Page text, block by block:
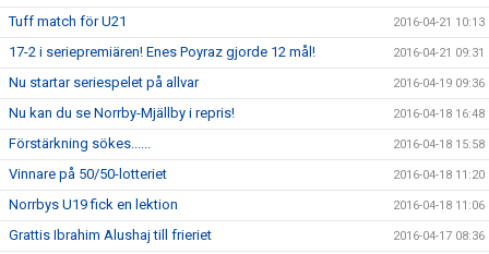
Tuff match för U21 2016-04-21 10:13
17-2 i seriepremiären! Enes Poyraz gjorde 12 mål! 2016-04-21 09:31
Nu startar seriespelet på allvar 2016-04-19 09:36
Nu kan du se Norrby-Mjällby i repris! 2016-04-18 16:48
Förstärkning sökes...... 2016-04-18 15:58
Vinnare på 50/50-lotteriet 2016-04-18 11:20
Norrbys U19 fick en lektion 2016-04-18 11:06
Grattis Ibrahim Alushaj till frieriet 2016-04-17 08:36